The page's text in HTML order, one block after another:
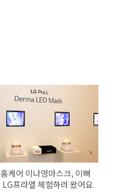
케어 이나영마스크, 이뻐
LG프라엘 체험하러 왔어요